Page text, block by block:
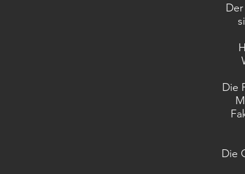
Die
Die